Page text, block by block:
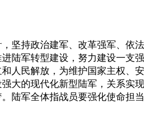
坚持政治建军、改革强军、依
陆军转型建设，努力建设一支
人民解放，为维护国家主权、
大的现代化新型陆军，关系实
陆军全体指战员要强化使命担